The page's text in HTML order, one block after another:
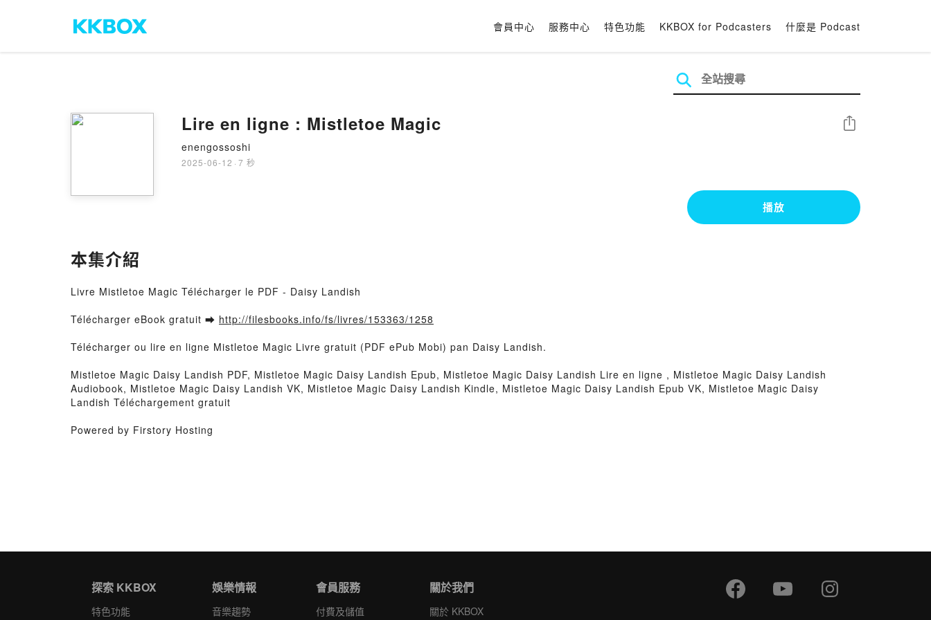
會員中心 服務中心 特色功能 KKBOX for Podcasters 什麼是 Podcast
Lire en ligne : Mistletoe Magic
enengossoshi
2025-06-12 · 7 秒
分享
播放
本集介紹
Livre Mistletoe Magic Télécharger le PDF - Daisy Landish
Télécharger eBook gratuit ➡ http://filesbooks.info/fs/livres/153363/1258
Télécharger ou lire en ligne Mistletoe Magic Livre gratuit (PDF ePub Mobi) pan Daisy Landish.
Mistletoe Magic Daisy Landish PDF, Mistletoe Magic Daisy Landish Epub, Mistletoe Magic Daisy Landish Lire en ligne , Mistletoe Magic Daisy Landish
Audiobook, Mistletoe Magic Daisy Landish VK, Mistletoe Magic Daisy Landish Kindle, Mistletoe Magic Daisy Landish Epub VK, Mistletoe Magic Daisy
Landish Téléchargement gratuit
Powered by Firstory Hosting
探索 KKBOX
特色功能
娛樂情報
音樂趨勢
會員服務
付費及儲值
關於我們
關於 KKBOX